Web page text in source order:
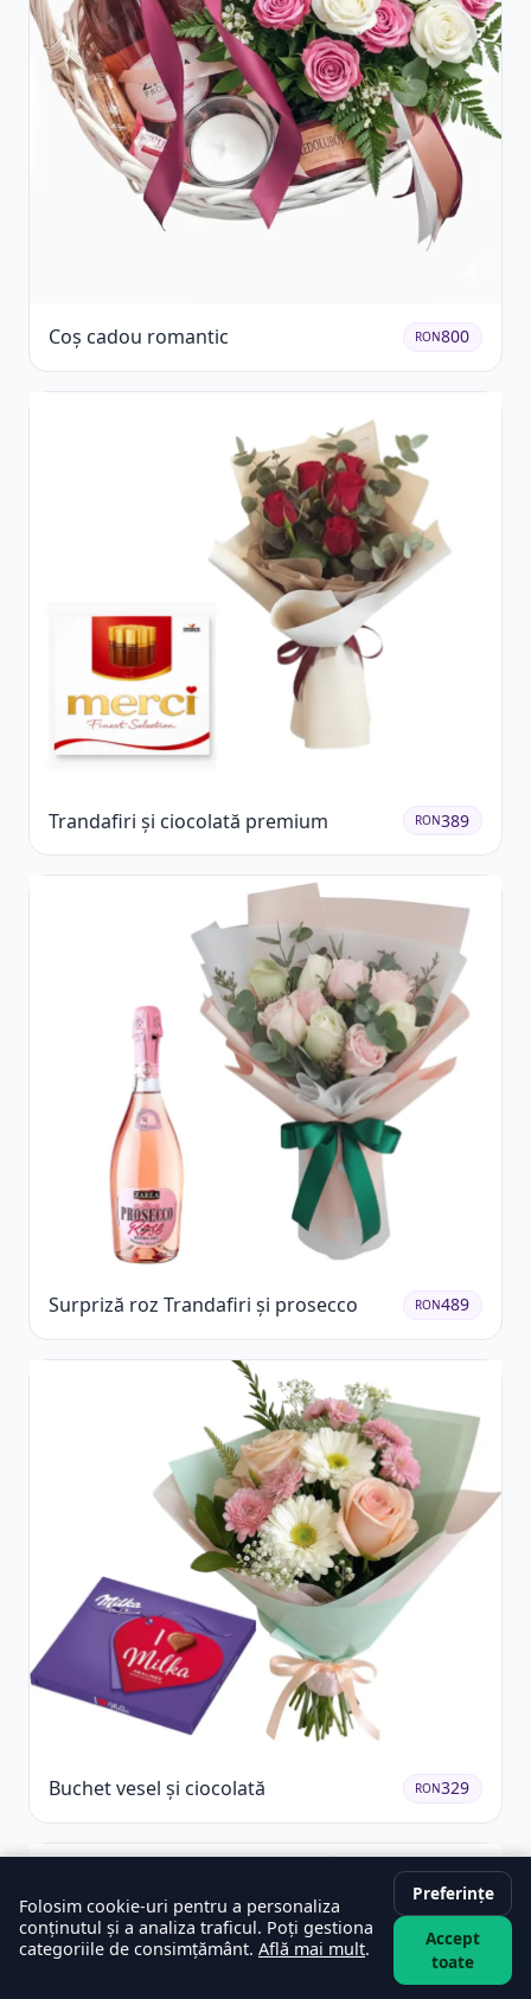
Coș cadou romantic RON800
Trandafiri și ciocolată premium RON389
Surpriză roz Trandafiri și prosecco RON489
Buchet vesel și ciocolată RON329
Folosim cookie-uri pentru a personaliza
conținutul și a analiza traficul. Poți gestiona
categoriile de consimțământ. Află mai mult.
Preferințe
Accept
toate